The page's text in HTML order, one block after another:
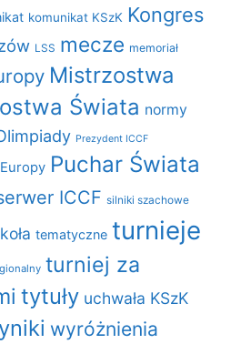
komunikat KSzK Kongres
LSS mecze memoriał
Mistrzostwa
Świata normy
Prezydent ICCF
Puchar Świata
ICCF silniki szachowe
tematyczne turnieje
turniej za
tytuły uchwała KSzK
wyróżnienia